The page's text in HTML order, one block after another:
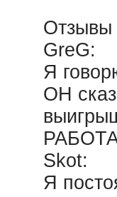
Отзывы
GreG:
Я
ОН
Skot:
Я